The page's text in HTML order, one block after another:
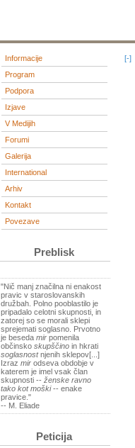
Informacije
Program
Podpora
Izjave
V Medijih
Forumi
Galerija
International
Arhiv
Kontakt
Povezave
Preblisk
"Nič manj značilna ni enakost
pravic v staroslovanskih
družbah. Polno pooblastilo je
pripadalo celotni skupnosti, in
zatorej so se morali sklepi
sprejemati soglasno. Prvotno
je beseda mir pomenila
občinsko skupščino in hkrati
soglasnostnjenih sklepov[...]
Izraz mir odseva obdobje v
katerem je imel vsak član
skupnosti -- ženske ravno
tako kot moški-- enake
pravice."
-- M. Eliade
Peticija
[-]